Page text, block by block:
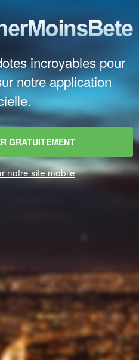
incroyables pour
notre application
GRATUITEMENT
notre site mobile